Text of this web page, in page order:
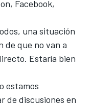
Facebook,
una situación
de que no van a
Estaría bien
estamos
de discusiones en